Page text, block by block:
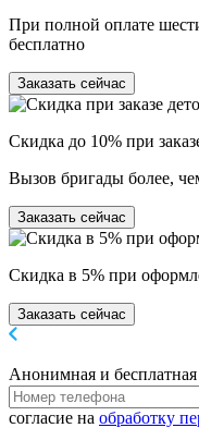
При полной оплате
бесплатно
Заказать сейчас
Скидка до 10% при
Вызов бригады более,
Заказать сейчас
Скидка в 5% при
Заказать сейчас
Анонимная и бесплатная
согласие на обработку